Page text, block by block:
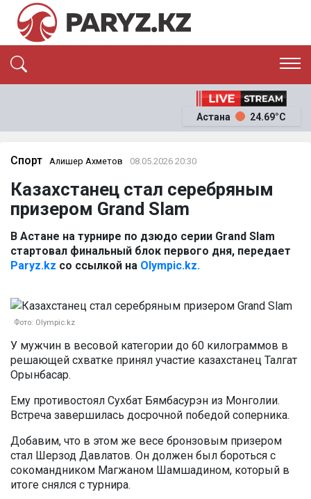
ЭКОНОМИКА
ОҚИҒА
News
Астана 24.69°C
Спорт Алишер Ахметов 08.05.2026 20:30
Казахстанец стал серебряным
призером Grand Slam
В Астане на турнире по дзюдо серии Grand Slam
стартовал финальный блок первого дня, передает
Paryz.kz со ссылкой на Olympic.kz.
Фото: Olympic.kz
У мужчин в весовой категории до 60 килограммов в
решающей схватке принял участие казахстанец Талгат
Орынбасар.
Ему противостоял Сухбат Бямбасурэн из Монголии.
Встреча завершилась досрочной победой соперника.
Добавим, что в этом же весе бронзовым призером
стал Шерзод Давлатов. Он должен был бороться с
сокомандником Магжаном Шамшадином, который в
итоге снялся с турнира.